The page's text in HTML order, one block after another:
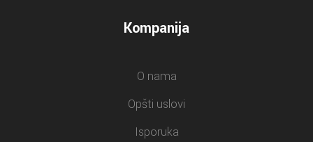
Kompanija
O nama
Opšti uslovi
Isporuka